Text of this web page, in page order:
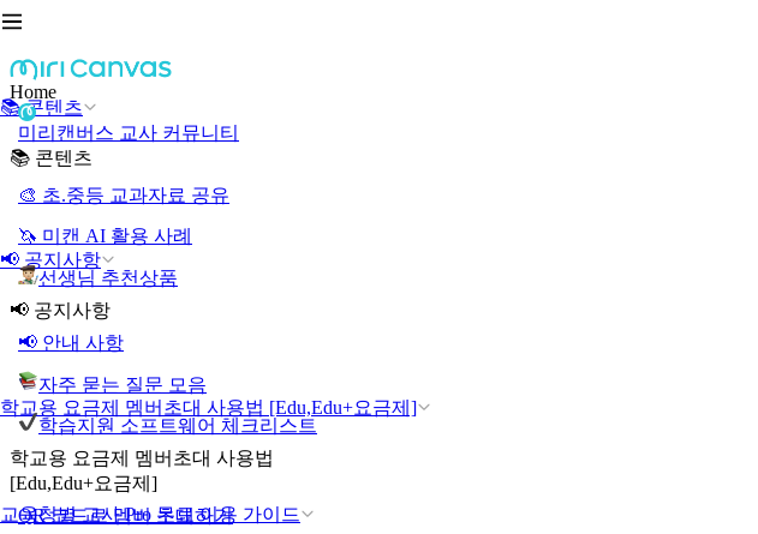
📚 콘텐츠
📢 공지사항
학교용 요금제 멤버초대 사용법 [Edu,Edu+요금제]
교육청별 교사 Pro 무료 이용 가이드
Home
미리캔버스 교사 커뮤니티
📚 콘텐츠
🎨 초.중등 교과자료 공유
🦄 미캔 AI 활용 사례
선생님 추천상품
📢 공지사항
📢 안내 사항
자주 묻는 질문 모음
학습지원 소프트웨어 체크리스트
학교용 요금제 멤버초대 사용법
[Edu,Edu+요금제]
QR 코드로 멤버 초대하기